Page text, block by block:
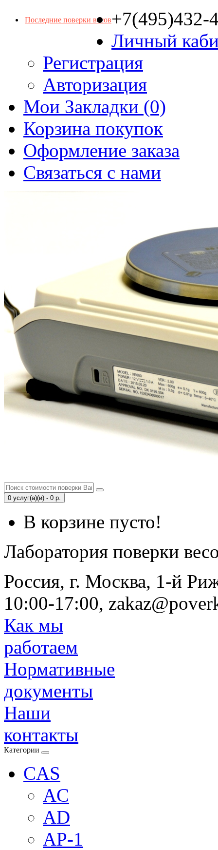
Последние поверки весов+7(495)432-
Личный
Регистрация
Авторизация
Мои Закладки (0)
Корзина покупок
Оформление заказа
Связаться с нами
0 услуг(а)(и) - 0 р.
В корзине пусто!
Лаборатория поверки
Россия, г. Москва, 1-й
10:00-17:00,
Как мы
работаем
Нормативные
документы
Наши
контакты
Категории
CAS
AC
AD
AP-1